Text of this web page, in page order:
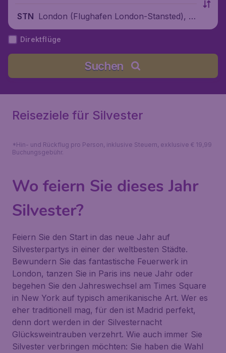
STN London (Flughafen London-Stansted), V
ereinigtes Königreich
Direktflüge
Suchen
Reiseziele für Silvester
*Hin- und Rückflug pro Person, inklusive Steuern, exklusive € 19,99
Buchungsgebühr.
Wo feiern Sie dieses Jahr
Silvester?
Feiern Sie den Start in das neue Jahr auf
Silvesterpartys in einer der weltbesten Städte.
Bewundern Sie das fantastische Feuerwerk in
London, tanzen Sie in Paris ins neue Jahr oder
begehen Sie den Jahreswechsel am Times Square
in New York auf typisch amerikanische Art. Wer es
eher traditionell mag, für den ist Madrid perfekt,
denn dort werden in der Silvesternacht
Glücksweintrauben verzehrt. Wie auch immer Sie
Silvester verbringen möchten: Sie haben die Wahl